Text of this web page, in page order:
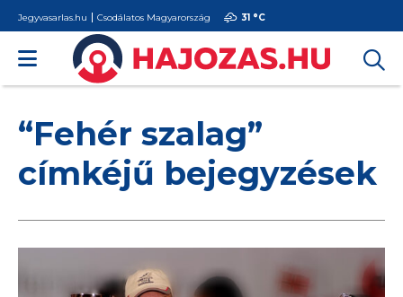
Jegyvasarlas.hu Csodálatos Magyarország 31 °C
“Fehér szalag”
címkéjű bejegyzések